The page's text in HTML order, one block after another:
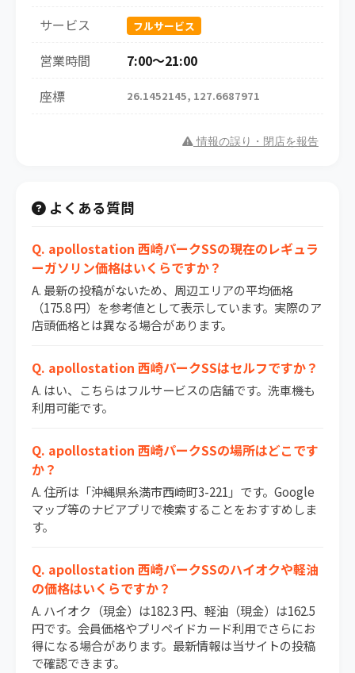
サービス
フルサービス
営業時間
7:00～21:00
座標
26.1452145, 127.6687971
情報の誤り・閉店を報告
よくある質問
Q. apollostation 西崎パークSSの現在のレギュラ
ーガソリン価格はいくらですか？
A. 最新の投稿がないため、周辺エリアの平均価格
（175.8 円）を参考値として表示しています。実際のア
店頭価格とは異なる場合があります。
Q. apollostation 西崎パークSSはセルフですか？
A. はい、こちらはフルサービスの店舗です。洗車機も
利用可能です。
Q. apollostation 西崎パークSSの場所はどこです
か？
A. 住所は「沖縄県糸満市西崎町3-221」です。Google
マップ等のナビアプリで検索することをおすすめしま
す。
Q. apollostation 西崎パークSSのハイオクや軽油
の価格はいくらですか？
A. ハイオク（現金）は182.3 円、軽油（現金）は162.5
円です。会員価格やプリペイドカード利用でさらにお
得になる場合があります。最新情報は当サイトの投稿
で確認できます。